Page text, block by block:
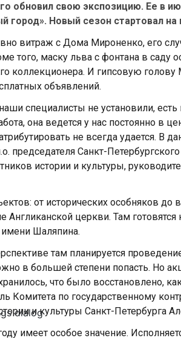
dialog
обновил свою экспозицию. Ее в
город». Новый сезон стартовал
витраж с Дома Мироненко, его
того, маску льва с фонтана в саду
коллекционера. И гипсовую
объявлений.
специалисты не установили, есть
она ведется у нас постоянно в
не всегда удается. В
председателя Санкт-
истории и культуры,
от исторических особняков до
церкви. Там
имени Шаляпина.
там планируется
в большей степени попасть. Но
что было восстановлено,
Комитета по государственному
и культуры Санкт-Петербурга
имеет особое значение.